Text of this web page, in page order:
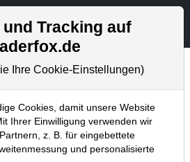
Aktien- und Artikelsuche
USA erreicht
Tracking auf
Ihre Cookie-Einstellungen)
Cookies, damit unsere Website
Ihrer Einwilligung verwenden wir
z. B. für eingebettete
und personalisierte